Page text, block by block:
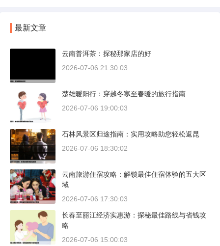
最新文章
云南普洱茶：探秘那家店的好
2026-07-06 21:30:03
楚雄暖阳行：穿越冬寒至春暖的旅行指南
2026-07-06 19:00:03
石林风景区归途指南：实用攻略助您轻松返昆
2026-07-06 18:30:02
云南旅游住宿攻略：解锁最佳住宿体验的五大区
域
2026-07-06 17:30:03
长春至丽江经济实惠游：探秘最佳路线与省钱攻
略
2026-07-06 15:00:03